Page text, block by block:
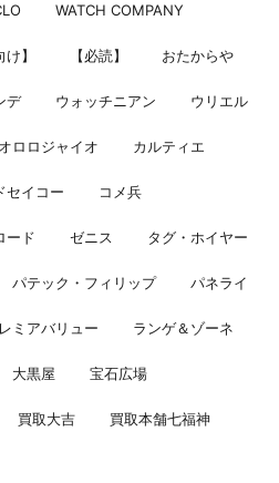
WATCH COMPANY
】 【必読】 おたからや
デ ウォッチニアン ウリエル
オロロジャイオ カルティエ
セイコー コメ兵
ード ゼニス タグ・ホイヤー
パテック・フィリップ パネライ
ミアバリュー ランゲ＆ゾーネ
大黒屋 宝石広場
買取大吉 買取本舗七福神